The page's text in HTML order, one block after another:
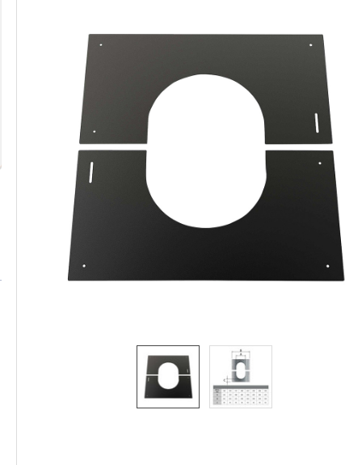
TOUT
SÉLECTIONNER
AJOUTER
LA
SÉLECTION
AU PANIER